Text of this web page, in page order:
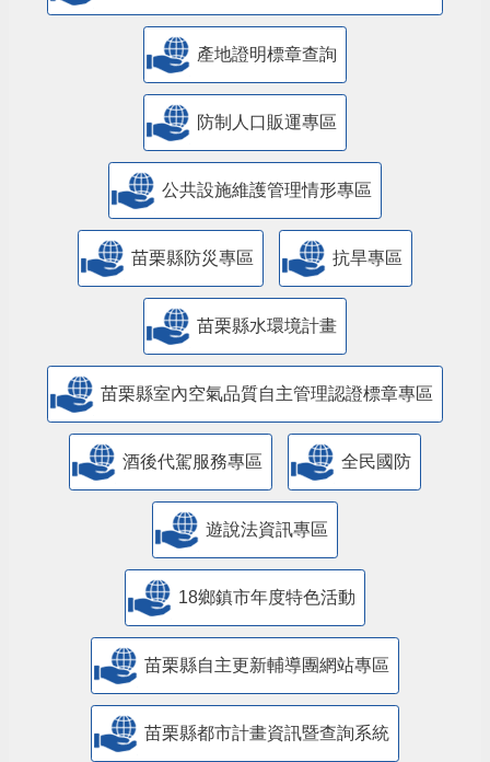
產地證明標章查詢
防制人口販運專區
​公共設施維護管理情形專區
苗栗縣防災專區 抗旱專區
苗栗縣水環境計畫
苗栗縣室內空氣品質自主管理認證標章專區
酒後代駕服務專區 全民國防
遊說法資訊專區
18鄉鎮市年度特色活動
苗栗縣自主更新輔導團網站專區
苗栗縣都市計畫資訊暨查詢系統